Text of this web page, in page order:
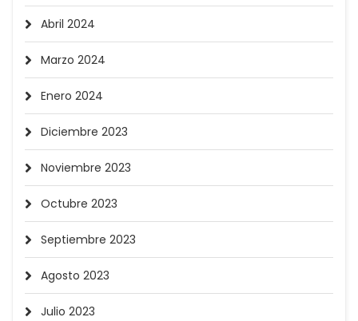
Abril 2024
Marzo 2024
Enero 2024
Diciembre 2023
Noviembre 2023
Octubre 2023
Septiembre 2023
Agosto 2023
Julio 2023